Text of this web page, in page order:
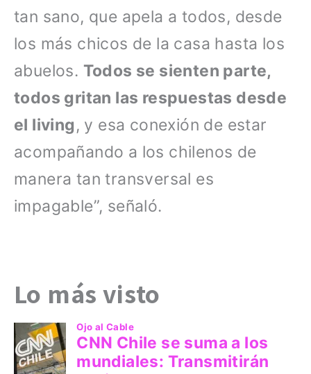
tan sano, que apela a todos, desde
los más chicos de la casa hasta los
abuelos. Todos se sienten parte,
todos gritan las respuestas desde
el living, y esa conexión de estar
acompañando a los chilenos de
manera tan transversal es
impagable”, señaló.
Lo más visto